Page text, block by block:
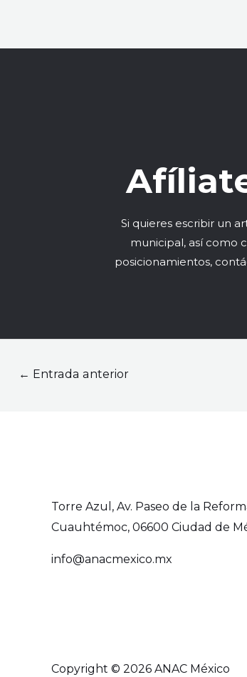
Si quieres escribir un
municipal, así como
posicionamientos,
← Entrada anterior
Torre Azul, Av. Paseo de la
Cuauhtémoc, 06600 Ciudad de
info@anacmexico.mx
Copyright © 2026 ANAC México